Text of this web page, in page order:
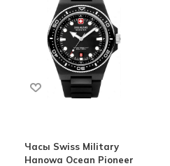
Часы Swiss Military
Hanowa Ocean Pioneer